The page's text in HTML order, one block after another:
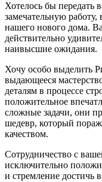
Хотелось бы передать
замечательную
нашего нового дома.
действительно
наивысшие ожидания.
Хочу особо выделить
выдающееся
деталям в процессе
положительное
сложные задачи, они
шедевр, который
качеством.
Сотрудничество с
исключительно
и стремление достичь